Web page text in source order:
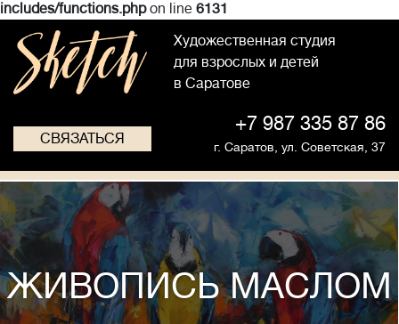
includes/functions.phpon line 6131
Художественная студия
для взрослых и детей
в Саратове
СВЯЗАТЬСЯ
+7 987 335 87 86
г. Саратов, ул. Советская, 37
ЖИВОПИСЬ МАСЛОМ